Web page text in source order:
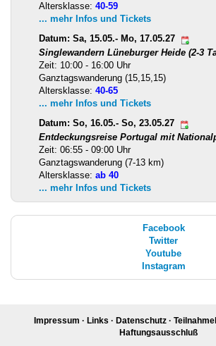
Altersklasse: 40-59
... mehr Infos und Tickets
Datum: Sa, 15.05.- Mo, 17.05.27
Singlewandern Lüneburger Heide (2-3
Zeit: 10:00 - 16:00 Uhr
Ganztagswanderung (15,15,15)
Altersklasse: 40-65
... mehr Infos und Tickets
Datum: So, 16.05.- So, 23.05.27
Entdeckungsreise Portugal mit
Zeit: 06:55 - 09:00 Uhr
Ganztagswanderung (7-13 km)
Altersklasse: ab 40
... mehr Infos und Tickets
Facebook
Twitter
Youtube
Instagram
Impressum · Links · Datenschutz·
Haftungsausschluß